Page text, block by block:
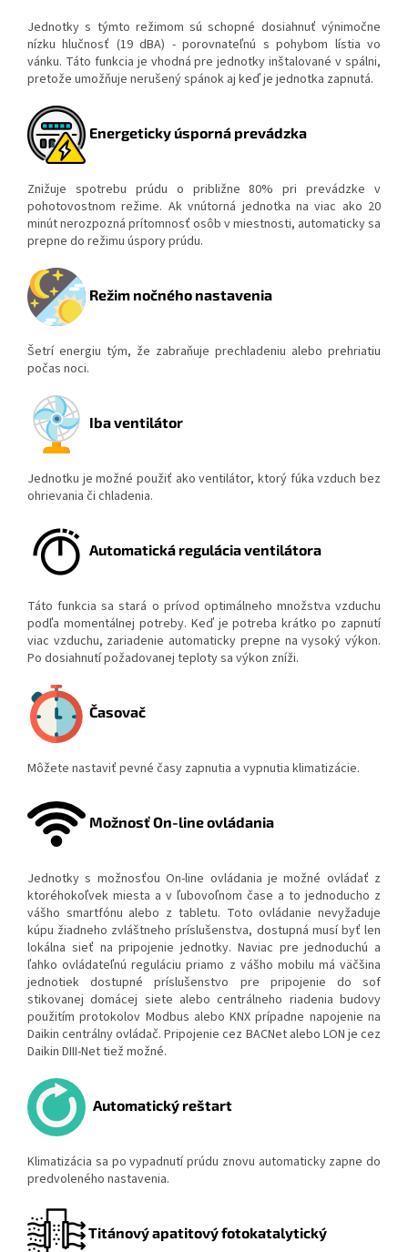
Jednotky s týmto režimom sú schopné dosiahnuť výnimočne
nízku hlučnosť (19 dBA) - porovnateľnú s pohybom lístia vo
vánku. Táto funkcia je vhodná pre jednotky inštalované v spálni,
pretože umožňuje nerušený spánok aj keď je jednotka zapnutá.
Energeticky úsporná prevádzka
Znižuje spotrebu prúdu o približne 80% pri prevádzke v
pohotovostnom režime. Ak vnútorná jednotka na viac ako 20
minút nerozpozná prítomnosť osôb v miestnosti, automaticky sa
prepne do režimu úspory prúdu.
Režim nočného nastavenia
Šetrí energiu tým, že zabraňuje prechladeniu alebo prehriatiu
počas noci.
Iba ventilátor
Jednotku je možné použiť ako ventilátor, ktorý fúka vzduch bez
ohrievania či chladenia.
Automatická regulácia ventilátora
Táto funkcia sa stará o prívod optimálneho množstva vzduchu
podľa momentálnej potreby. Keď je potreba krátko po zapnutí
viac vzduchu, zariadenie automaticky prepne na vysoký výkon.
Po dosiahnutí požadovanej teploty sa výkon zníži.
Časovač
Môžete nastaviť pevné časy zapnutia a vypnutia klimatizácie.
Možnosť On-line ovládania
Jednotky s možnosťou On-line ovládania je možné ovládať z
ktoréhokoľvek miesta a v ľubovoľnom čase a to jednoducho z
vášho smartfónu alebo z tabletu. Toto ovládanie nevyžaduje
kúpu žiadneho zvláštneho príslušenstva, dostupná musí byť len
lokálna sieť na pripojenie jednotky. Naviac pre jednoduchú a
ľahko ovládateľnú reguláciu priamo z vášho mobilu má väčšina
jednotiek dostupné príslušenstvo pre pripojenie do sof
stikovanej domácej siete alebo centrálneho riadenia budovy
použitím protokolov Modbus alebo KNX prípadne napojenie na
Daikin centrálny ovládač. Pripojenie cez BACNet alebo LON je cez
Daikin DIII-Net tiež možné.
Automatický reštart
Klimatizácia sa po vypadnutí prúdu znovu automaticky zapne do
predvoleného nastavenia.
Titánový apatitový fotokatalytický